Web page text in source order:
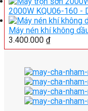
2000W KQU06-160 -
Máy nén khí không
3.400.000 ₫